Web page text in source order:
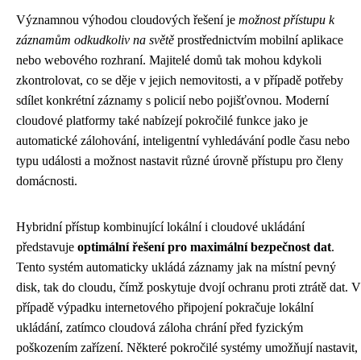
Významnou výhodou cloudových řešení je možnost přístupu k
záznamům odkudkoliv na světě prostřednictvím mobilní aplikace
nebo webového rozhraní. Majitelé domů tak mohou kdykoli
zkontrolovat, co se děje v jejich nemovitosti, a v případě potřeby
sdílet konkrétní záznamy s policií nebo pojišťovnou. Moderní
cloudové platformy také nabízejí pokročilé funkce jako je
automatické zálohování, inteligentní vyhledávání podle času nebo
typu události a možnost nastavit různé úrovně přístupu pro členy
domácnosti.
Hybridní přístup kombinující lokální i cloudové ukládání
představuje optimální řešení pro maximální bezpečnost dat.
Tento systém automaticky ukládá záznamy jak na místní pevný
disk, tak do cloudu, čímž poskytuje dvojí ochranu proti ztrátě dat. V
případě výpadku internetového připojení pokračuje lokální
ukládání, zatímco cloudová záloha chrání před fyzickým
poškozením zařízení. Některé pokročilé systémy umožňují nastavit,